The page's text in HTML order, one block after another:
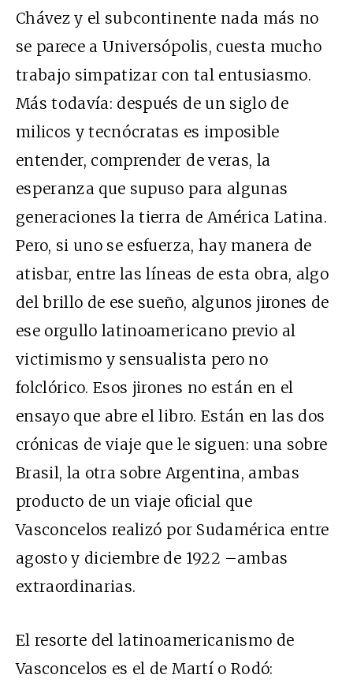
Chávez y el subcontinente nada más no
se parece a Universópolis, cuesta mucho
trabajo simpatizar con tal entusiasmo.
Más todavía: después de un siglo de
milicos y tecnócratas es imposible
entender, comprender de veras, la
esperanza que supuso para algunas
generaciones la tierra de América Latina.
Pero, si uno se esfuerza, hay manera de
atisbar, entre las líneas de esta obra, algo
del brillo de ese sueño, algunos jirones de
ese orgullo latinoamericano previo al
victimismo y sensualista pero no
folclórico. Esos jirones no están en el
ensayo que abre el libro. Están en las dos
crónicas de viaje que le siguen: una sobre
Brasil, la otra sobre Argentina, ambas
producto de un viaje oficial que
Vasconcelos realizó por Sudamérica entre
agosto y diciembre de 1922 –ambas
extraordinarias.
El resorte del latinoamericanismo de
Vasconcelos es el de Martí o Rodó: